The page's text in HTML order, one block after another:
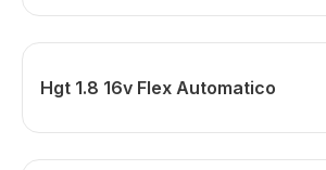
Hgt 1.8 16v Flex Automatico